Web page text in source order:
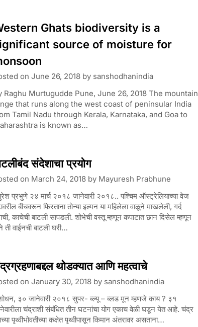
Ghats biodiversity is a
source of moisture for
on June 26, 2018by sanshodhanindia
Raghu Murtugudde Pune, June 26, 2018 The mountain
that runs along the west coast of peninsular India
Tamil Nadu through Kerala, Karnataka, and Goa to
is known as…
संदेशाचा प्रयोग
on March 24, 2018by Mayuresh Prabhune
प्रभुणे २४ मार्च २०१८ जानेवारी २०१८.. पश्चिम ऑस्ट्रेलियाच्या वेज
बीचवरून फिरताना तोन्या इल्मन या महिलेला वाळूने माखलेली, गर्द
काचेची बाटली सापडली. शोभेची वस्तू म्हणून कपाटात छान दिसेल म्हणून
ती वाईनची बाटली घरी…
थोडक्यात आणि महत्वाचे
on January 30, 2018by sanshodhanindia
३० जानेवारी २०१८ सुपर- ब्ल्यू – ब्लड मून म्हणजे काय ? ३१
चंद्राशी संबंधित तीन घटनांचा योग एकाच वेळी घडून येत आहे. चंद्र
पृथ्वीभोवतीच्या कक्षेत पृथ्वीपासून किमान अंतरावर असताना…